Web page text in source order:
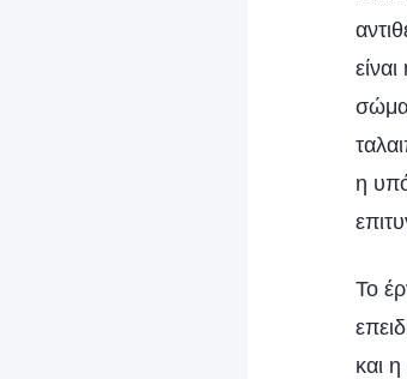
σώμα
η
Το
και